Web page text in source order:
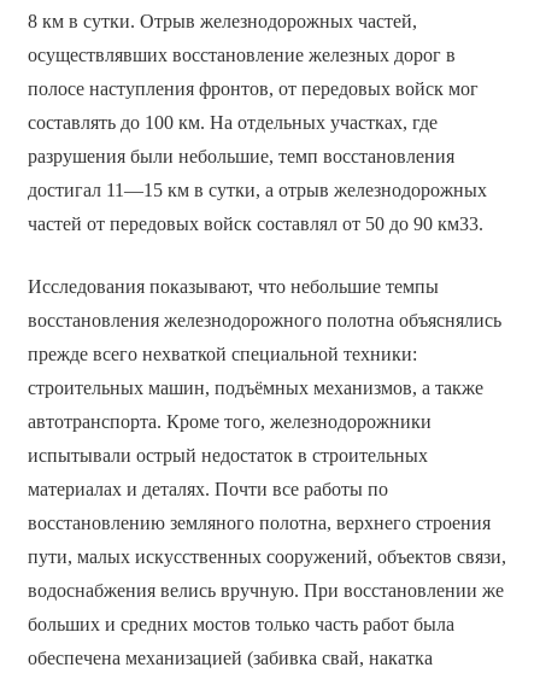
8 км в сутки. Отрыв железнодорожных частей,
осуществлявших восстановление железных дорог в
полосе наступления фронтов, от передовых войск мог
составлять до 100 км. На отдельных участках, где
разрушения были небольшие, темп восстановления
достигал 11—15 км в сутки, а отрыв железнодорожных
частей от передовых войск составлял от 50 до 90 км33.
Исследования показывают, что небольшие темпы
восстановления железнодорожного полотна объяснялись
прежде всего нехваткой специальной техники:
строительных машин, подъёмных механизмов, а также
автотранспорта. Кроме того, железнодорожники
испытывали острый недостаток в строительных
материалах и деталях. Почти все работы по
восстановлению земляного полотна, верхнего строения
пути, малых искусственных сооружений, объектов связи,
водоснабжения велись вручную. При восстановлении же
больших и средних мостов только часть работ была
обеспечена механизацией (забивка свай, накатка